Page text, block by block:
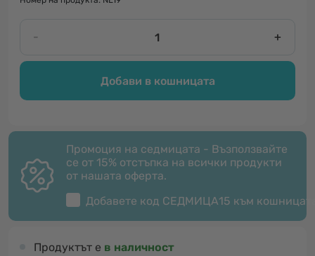
- +
Добави в кошницата
Промоция на седмицата - Възползвайте
се от 15% отстъпка на всички продукти
от нашата оферта.
Добавете код СЕДМИЦА15 към
Продуктът е в наличност